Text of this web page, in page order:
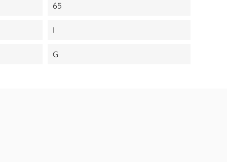
65
I
G